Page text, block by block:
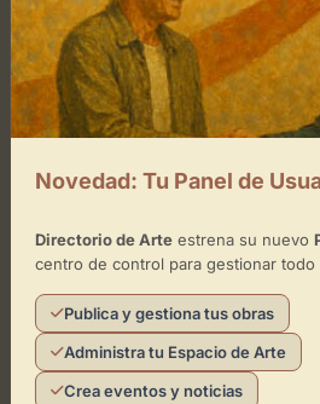
Sábado
de
Domingo
de
Ubicación de Casa
Novedad: Tu Panel de
Directorio de Arteestrena su nuevo
centro de control para gestionar todo
Publica y gestiona tus obras
Administra tu Espacio de Arte
Crea eventos y noticias